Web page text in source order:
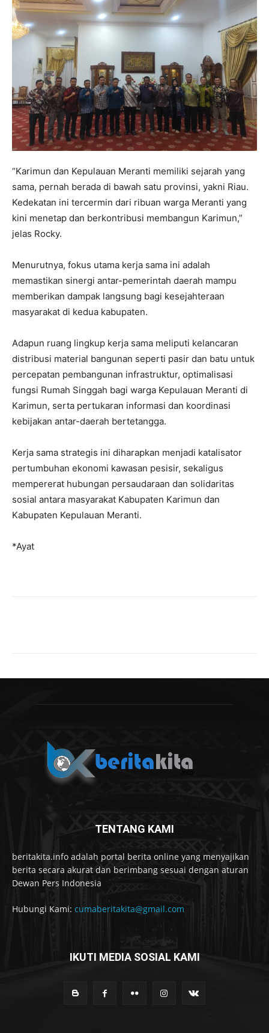
“Karimun dan Kepulauan Meranti memiliki sejarah yang
sama, pernah berada di bawah satu provinsi, yakni Riau.
Kedekatan ini tercermin dari ribuan warga Meranti yang
kini menetap dan berkontribusi membangun Karimun,”
jelas Rocky.
Menurutnya, fokus utama kerja sama ini adalah
memastikan sinergi antar-pemerintah daerah mampu
memberikan dampak langsung bagi kesejahteraan
masyarakat di kedua kabupaten.
Adapun ruang lingkup kerja sama meliputi kelancaran
distribusi material bangunan seperti pasir dan batu untuk
percepatan pembangunan infrastruktur, optimalisasi
fungsi Rumah Singgah bagi warga Kepulauan Meranti di
Karimun, serta pertukaran informasi dan koordinasi
kebijakan antar-daerah bertetangga.
Kerja sama strategis ini diharapkan menjadi katalisator
pertumbuhan ekonomi kawasan pesisir, sekaligus
mempererat hubungan persaudaraan dan solidaritas
sosial antara masyarakat Kabupaten Karimun dan
Kabupaten Kepulauan Meranti.
*Ayat
TENTANG KAMI
beritakita.info adalah portal berita online yang menyajikan
berita secara akurat dan berimbang sesuai dengan aturan
Dewan Pers Indonesia
Hubungi Kami: cumaberitakita@gmail.com
IKUTI MEDIA SOSIAL KAMI